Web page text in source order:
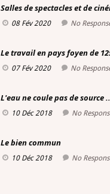
Salles de spectacles et de
08 Fév 2020 No
Le travail en pays foyen de
07 Fév 2020 No
L'eau ne coule pas de source
10 Déc 2018 No
Le bien commun
10 Déc 2018 No